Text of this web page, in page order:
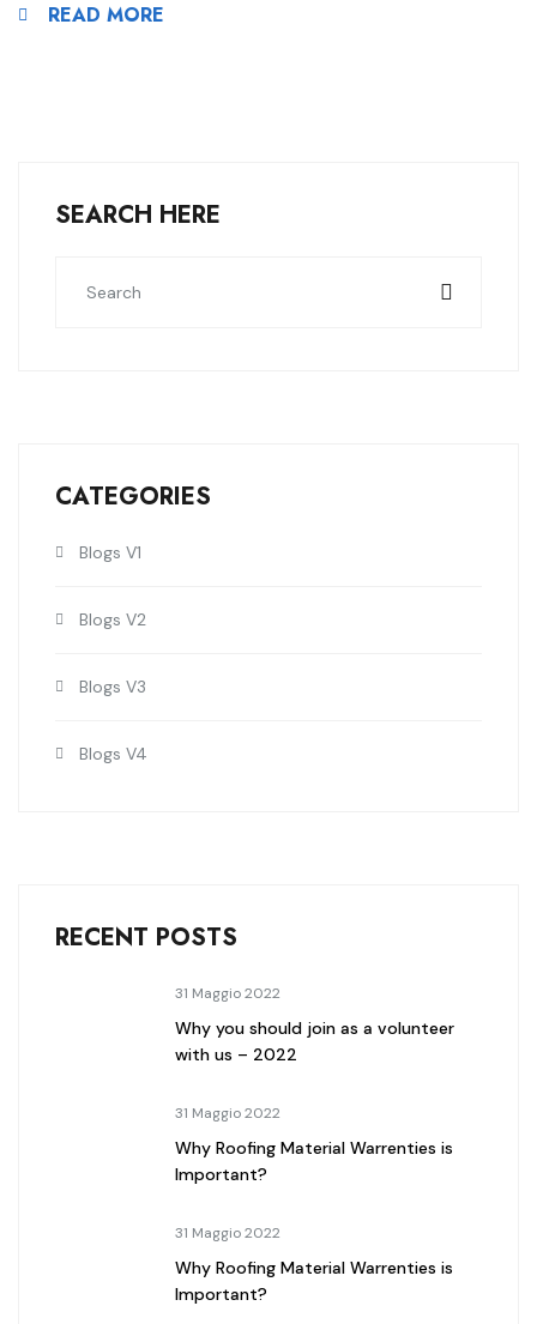
READ MORE
SEARCH HERE
CATEGORIES
Blogs V1
Blogs V2
Blogs V3
Blogs V4
RECENT POSTS
31 Maggio 2022
Why you should join as a volunteer
with us – 2022
31 Maggio 2022
Why Roofing Material Warrenties is
Important?
31 Maggio 2022
Why Roofing Material Warrenties is
Important?